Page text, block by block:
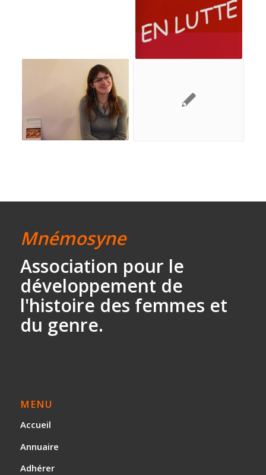
Mnémosyne
Association pour le
développement de
l'histoire des femmes et
du genre.
MENU
Accueil
Annuaire
Adhérer